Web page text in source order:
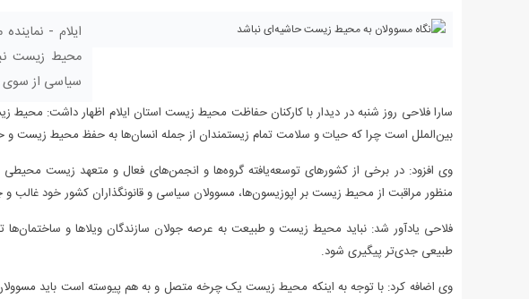
ایلام -
محیط زیست
سیاسی از سوی
سارا فلاحی روز شنبه در دیدار با کارکنان حفاظت محیط زیست استان ایلام اظهار داشت:
بین‌الملل است چرا که حیات و سلامت تمام زیستمندان از جمله انسان‌ها به حفظ محیط زیست
وی افزود: در برخی از کشورهای توسعه‌یافته گروه‌ها و انجمن‌های فعال و متعهد زیست
منظور مراقبت از محیط زیست بر اپوزیسون‌ها، مسوولان سیاسی و قانونگذاران کشور خود غالب
فلاحی یادآور شد: نباید محیط زیست و طبیعت به عرصه جولان سازندگان ویلاها و
طبیعی جدی‌تر پیگیری شود.
وی اضافه کرد: با توجه به اینکه محیط زیست یک چرخه متصل و به هم پیوسته است باید